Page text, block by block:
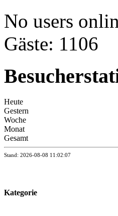
No users
Gäste: 1106
Heute
Gestern
Woche
Monat
Gesamt
Stand: 2026-08-08 11:02:07
Kategorie